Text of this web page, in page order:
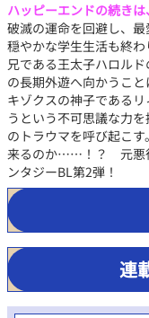
ハッピーエンドの続きは
破滅の運命を回避し、最
穏やかな学生生活も終
兄である王太子ハロル
の長期外遊へ向かうこ
キゾクスの神子である
うという不可思議な力
のトラウマを呼び起こ
来るのか……！？ 元悪
ンタジーBL第2弾！
連